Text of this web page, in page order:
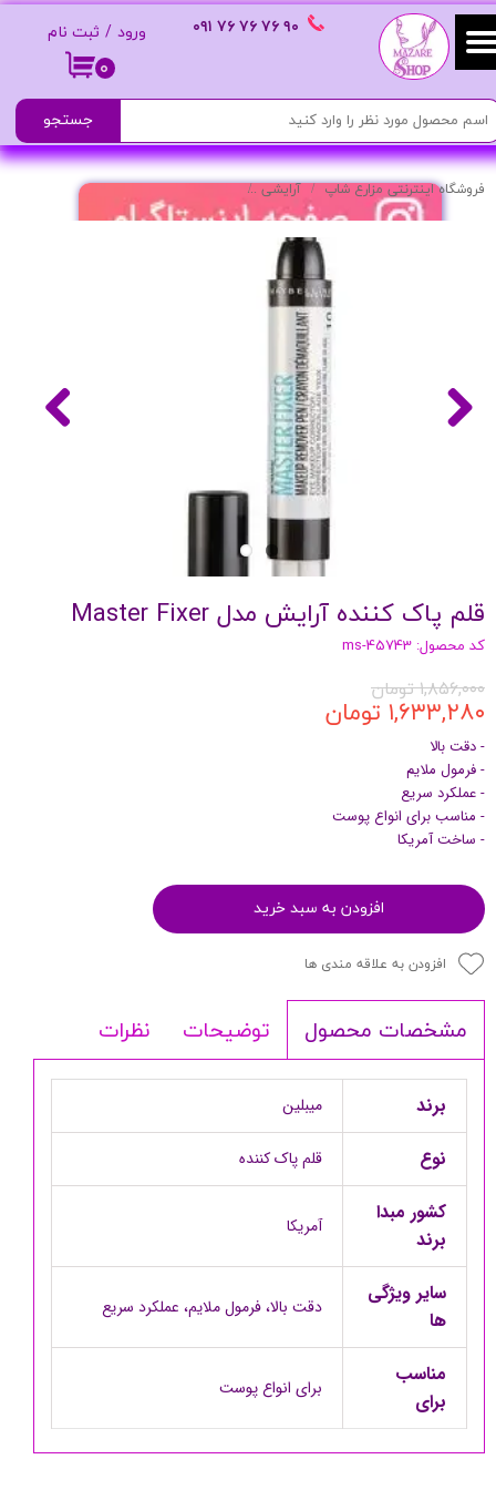
۰
ورود / ثبت نام
حساب کاربری من
تغییر گذر واژه
سفارشات
خروج از حساب کاربری
٩٠ ٧۶ ٧۶ ٧۶ ٠٩١
جستجو
فروشگاه اینترنتی مزارع شاپ آرایشی قلم پاک کننده آرایش مدل Master Fixer
قلم پاک کننده آرایش مدل Master Fixer
کد محصول: ms-45743
۱,۸۵۶,۰۰۰ تومان
۱,۶۳۳,۲۸۰ تومان
- دقت بالا
- فرمول ملایم
- عملکرد سریع
- مناسب برای انواع پوست
- ساخت آمریکا
افزودن به سبد خرید
افزودن به علاقه مندی ها
مشخصات محصول توضیحات نظرات
برند میبلین
نوع قلم پاک کننده
کشور مبدا
برند
آمریکا
سایر ویژگی
ها
دقت بالا، فرمول ملایم، عملکرد سریع
مناسب
برای
برای انواع پوست